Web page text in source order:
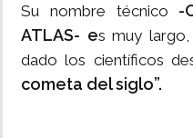
Su nombre técnico -
ATLAS- es muy
dado los científicos
cometa del siglo”.